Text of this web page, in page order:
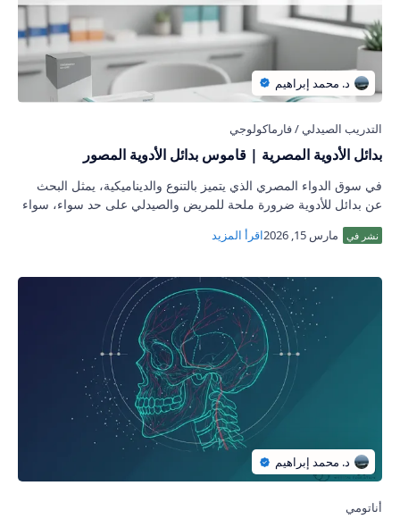
بدائل الأدوية المصرية | قاموس بدائل الأدوية المصور
في سوق الدواء المصري الذي يتميز بالتنوع والديناميكية، يمثل البحث
عن بدائل للأدوية ضرورة ملحة للمريض والصيدلي على حد سواء، سواء